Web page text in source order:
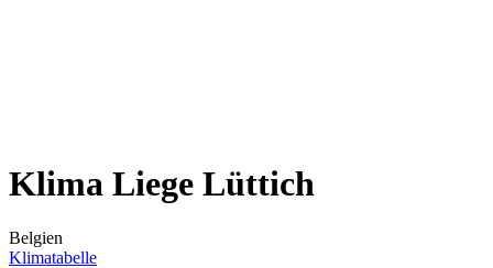
Klima Liege Lüttich
Belgien
Klimatabelle